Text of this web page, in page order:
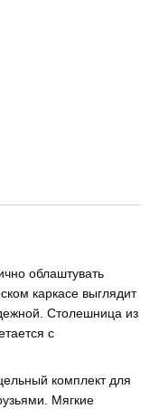
облаштувать
каркасе выглядит
Столешница из
с
комплект для
Мягкие